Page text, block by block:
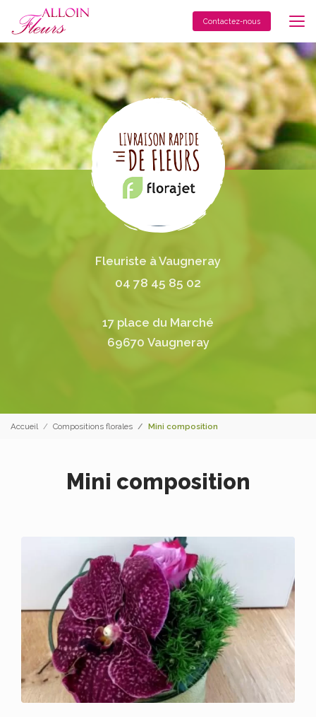
contenu
principal
Contactez-nous
Fleuriste à Vaugneray
04 78 45 85 02
17 place du Marché
69670 Vaugneray
Accueil Compositions florales Mini composition
Mini composition